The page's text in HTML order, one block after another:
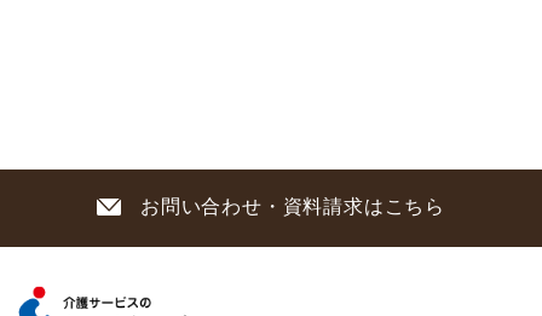
お問い合わせ・資料請求はこちら